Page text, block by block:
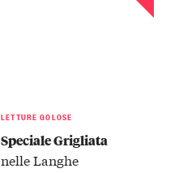
LETTURE GOLOSE
Speciale Grigliata
nelle Langhe